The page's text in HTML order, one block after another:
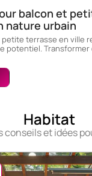
balcon et
nature urbain
petite terrasse en ville
potentiel.
Habitat
conseils et idées